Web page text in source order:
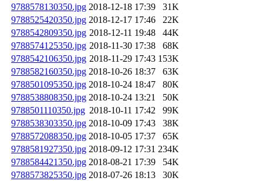
9788578130350.jpg 2018-12-18 17:39
31K
9788525420350.jpg 2018-12-17 17:46
22K
9788542809350.jpg 2018-12-11 19:48
44K
9788574125350.jpg 2018-11-30 17:38
68K
9788542106350.jpg 2018-11-29 17:43 153K
9788582160350.jpg 2018-10-26 18:37
63K
9788501095350.jpg 2018-10-24 18:47
80K
9788538808350.jpg 2018-10-24 13:21
50K
9788501110350.jpg 2018-10-11 17:42
99K
9788538303350.jpg 2018-10-09 17:43
38K
9788572088350.jpg 2018-10-05 17:37
65K
9788581927350.jpg 2018-09-12 17:31 234K
9788584421350.jpg 2018-08-21 17:39
54K
9788573825350.jpg 2018-07-26 18:13
30K